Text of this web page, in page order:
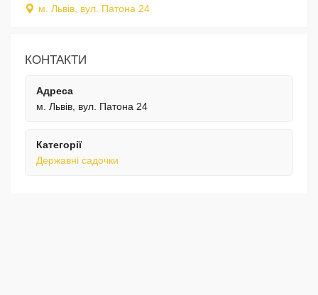
м. Львів, вул. Патона 24
КОНТАКТИ
Адреса
м. Львів, вул. Патона 24
Категорії
Державні садочки